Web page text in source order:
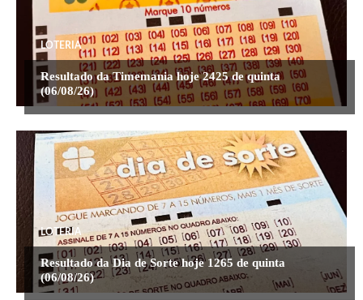
LOTERIA
Resultado da Timemania hoje 2425 de quinta
(06/08/26)
LOTERIA
Resultado da Dia de Sorte hoje 1265 de quinta
(06/08/26)